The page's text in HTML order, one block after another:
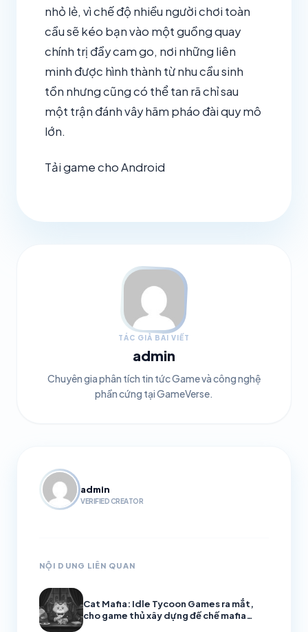
nhỏ lẻ, vì chế độ nhiều người chơi toàn
cầu sẽ kéo bạn vào một guồng quay
chính trị đầy cam go, nơi những liên
minh được hình thành từ nhu cầu sinh
tồn nhưng cũng có thể tan rã chỉ sau
một trận đánh vây hãm pháo đài quy mô
lớn.
Tải game cho Android
TÁC GIẢ BÀI VIẾT
admin
Chuyên gia phân tích tin tức Game và công nghệ
phần cứng tại GameVerse.
admin
VERIFIED CREATOR
NỘI DUNG LIÊN QUAN
Cat Mafia: Idle Tycoon Games ra mắt,
cho game thủ xây dựng đế chế mafia